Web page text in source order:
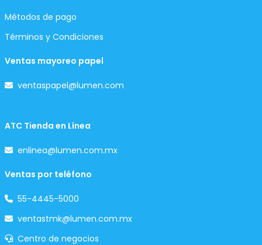
Métodos de pago
Términos y Condiciones
Ventas mayoreo papel
ventaspapel@lumen.com
ATC Tienda en Línea
enlinea@lumen.com.mx
Ventas por teléfono
55-4445-5000
ventastmk@lumen.com.mx
Centro de negocios